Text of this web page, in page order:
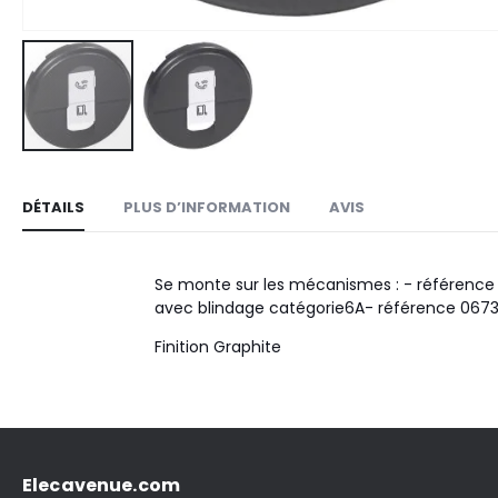
the
DÉTAILS
Se monte sur les mécanismes : - référence
avec blindage catégorie6A- référence
Finition Graphite
PLUS D’INFORMATION AVIS
Elecavenue.com